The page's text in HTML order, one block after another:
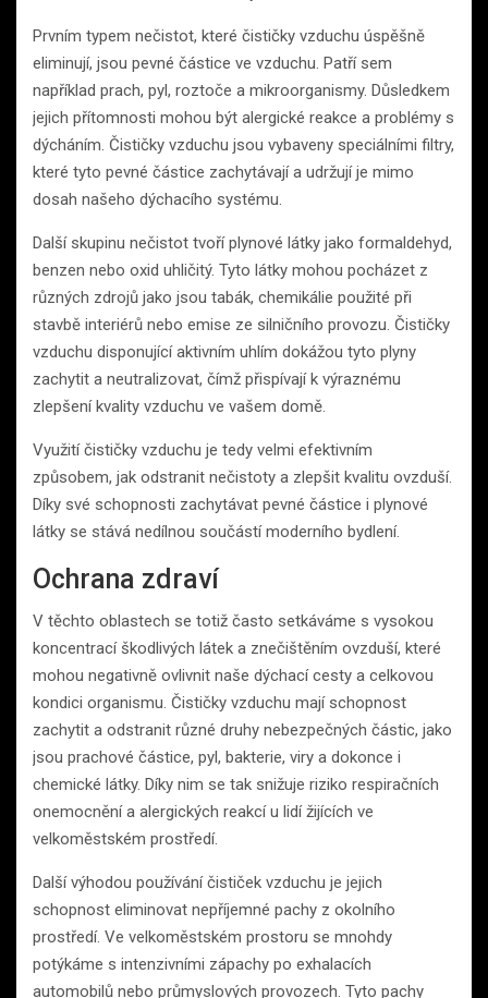
Prvním typem nečistot, které čističky vzduchu úspěšně
eliminují, jsou pevné částice ve vzduchu. Patří sem
například prach, pyl, roztoče a mikroorganismy. Důsledkem
jejich přítomnosti mohou být alergické reakce a problémy s
dýcháním. Čističky vzduchu jsou vybaveny speciálními filtry,
které tyto pevné částice zachytávají a udržují je mimo
dosah našeho dýchacího systému.
Další skupinu nečistot tvoří plynové látky jako formaldehyd,
benzen nebo oxid uhličitý. Tyto látky mohou pocházet z
různých zdrojů jako jsou tabák, chemikálie použité při
stavbě interiérů nebo emise ze silničního provozu. Čističky
vzduchu disponující aktivním uhlím dokážou tyto plyny
zachytit a neutralizovat, čímž přispívají k výraznému
zlepšení kvality vzduchu ve vašem domě.
Využití čističky vzduchu je tedy velmi efektivním
způsobem, jak odstranit nečistoty a zlepšit kvalitu ovzduší.
Díky své schopnosti zachytávat pevné částice i plynové
látky se stává nedílnou součástí moderního bydlení.
Ochrana zdraví
V těchto oblastech se totiž často setkáváme s vysokou
koncentrací škodlivých látek a znečištěním ovzduší, které
mohou negativně ovlivnit naše dýchací cesty a celkovou
kondici organismu. Čističky vzduchu mají schopnost
zachytit a odstranit různé druhy nebezpečných částic, jako
jsou prachové částice, pyl, bakterie, viry a dokonce i
chemické látky. Díky nim se tak snižuje riziko respiračních
onemocnění a alergických reakcí u lidí žijících ve
velkoměstském prostředí.
Další výhodou používání čističek vzduchu je jejich
schopnost eliminovat nepříjemné pachy z okolního
prostředí. Ve velkoměstském prostoru se mnohdy
potýkáme s intenzivními zápachy po exhalacích
automobilů nebo průmyslových provozech. Tyto pachy